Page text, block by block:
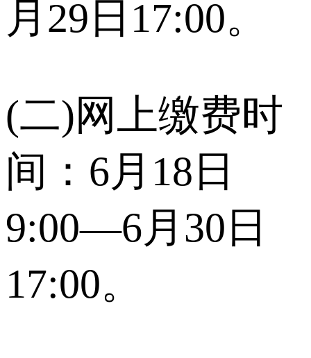
月29日17:00。
(二)网上缴费时
间：6月18日
9:00—6月30日
17:00。